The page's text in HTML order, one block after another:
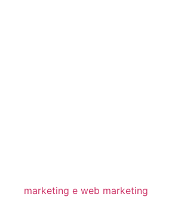
marketing e web marketing